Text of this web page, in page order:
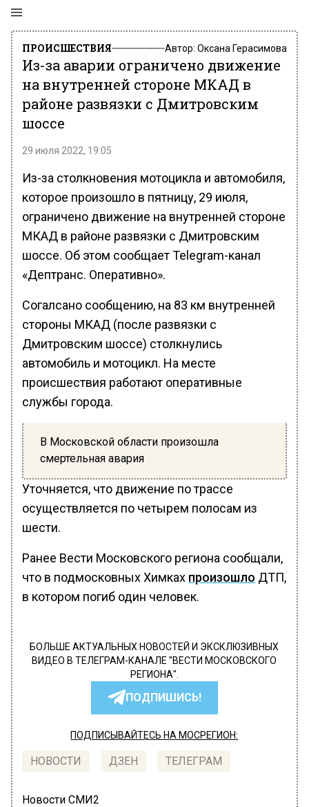
ПРОИСШЕСТВИЯ Автор: Оксана Герасимова
Из-за аварии ограничено движение
на внутренней стороне МКАД в
районе развязки с Дмитровским
шоссе
29 июля 2022, 19:05
Из-за столкновения мотоцикла и автомобиля,
которое произошло в пятницу, 29 июля,
ограничено движение на внутренней стороне
МКАД в районе развязки с Дмитровским
шоссе. Об этом сообщает Telegram-канал
«Дептранс. Оперативно».
Согалсано сообщению, на 83 км внутренней
стороны МКАД (после развязки с
Дмитровским шоссе) столкнулись
автомобиль и мотоцикл. На месте
происшествия работают оперативные
службы города.
В Московской области произошла
смертельная авария
Уточняется, что движение по трассе
осуществляется по четырем полосам из
шести.
Ранее Вести Московского региона сообщали,
что в подмосковных Химках произошло ДТП,
в котором погиб один человек.
БОЛЬШЕ АКТУАЛЬНЫХ НОВОСТЕЙ И ЭКСКЛЮЗИВНЫХ
ВИДЕО В ТЕЛЕГРАМ-КАНАЛЕ "ВЕСТИ МОСКОВСКОГО
РЕГИОНА".
ПОДПИШИСЬ!
ПОДПИСЫВАЙТЕСЬ НА МОСРЕГИОН:
НОВОСТИ ДЗЕН ТЕЛЕГРАМ
Новости СМИ2